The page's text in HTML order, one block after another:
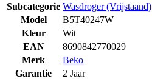
Subcategorie Wasdroger (Vrijstaand)
Model
B5T40247W
Kleur
Wit
EAN
8690842770029
Merk
Beko
Garantie
2 Jaar